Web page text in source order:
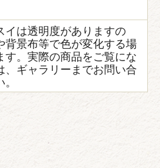
イは透明度がありますの
背景布等で色が変化する場
す。実際の商品をご覧にな
、ギャラリーまでお問い合